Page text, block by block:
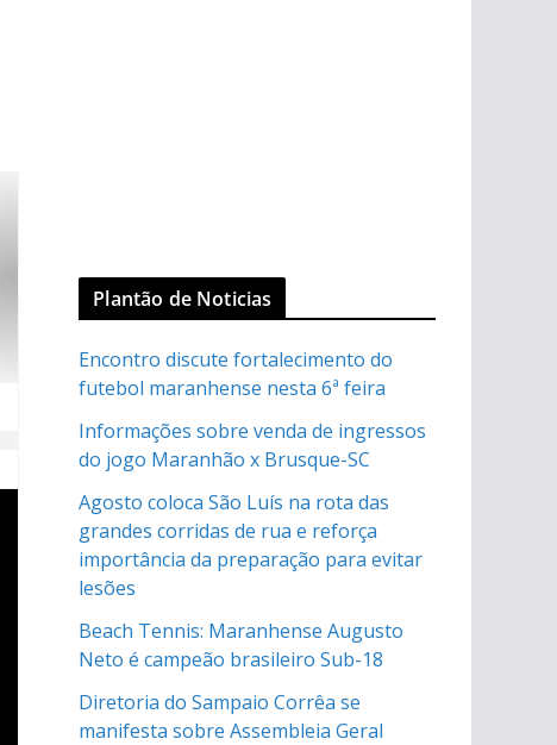
Plantão de Noticias
Encontro discute fortalecimento do
futebol maranhense nesta 6ª feira
Informações sobre venda de ingressos
do jogo Maranhão x Brusque-SC
Agosto coloca São Luís na rota das
grandes corridas de rua e reforça
importância da preparação para evitar
lesões
Beach Tennis: Maranhense Augusto
Neto é campeão brasileiro Sub-18
Diretoria do Sampaio Corrêa se
manifesta sobre Assembleia Geral